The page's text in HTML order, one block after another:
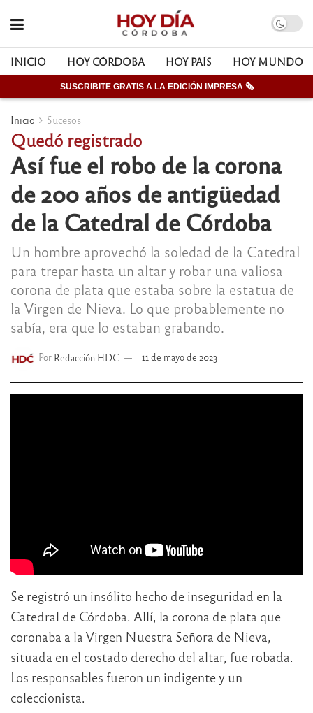
INICIO HOY CÓRDOBA HOY PAÍS HOY MUNDO
SUSCRIBITE GRATIS A LA EDICIÓN IMPRESA 🗞
Inicio Sucesos
Quedó registrado
Así fue el robo de la corona
de 200 años de antigüedad
de la Catedral de Córdoba
Un hombre aprovechó la soledad de la Catedral
para trepar hasta un altar y robar una valiosa
corona de plata que estaba sobre la estatua de
la Virgen de Nieva. Lo que probablemente no
sabía, era que lo estaban grabando.
Por Redacción HDC 11 de mayo de 2023
Se registró un insólito hecho de inseguridad en la
Catedral de Córdoba. Allí, la corona de plata que
coronaba a la Virgen Nuestra Señora de Nieva,
situada en el costado derecho del altar, fue robada.
Los responsables fueron un indigente y un
coleccionista.